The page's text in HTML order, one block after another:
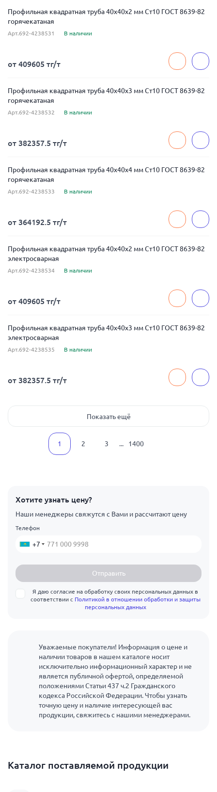
Профильная квадратная труба 40x40x2 мм Ст10 ГОСТ 8639-82
горячекатаная
Арт.692-4238531 В наличии
от 409605 тг/т
Профильная квадратная труба 40x40x3 мм Ст10 ГОСТ 8639-82
горячекатаная
Арт.692-4238532 В наличии
от 382357.5 тг/т
Профильная квадратная труба 40x40x4 мм Ст10 ГОСТ 8639-82
горячекатаная
Арт.692-4238533 В наличии
от 364192.5 тг/т
Профильная квадратная труба 40x40x2 мм Ст10 ГОСТ 8639-82
электросварная
Арт.692-4238534 В наличии
от 409605 тг/т
Профильная квадратная труба 40x40x3 мм Ст10 ГОСТ 8639-82
электросварная
Арт.692-4238535 В наличии
от 382357.5 тг/т
Показать ещё
1 2 3 ... 1400
Хотите узнать цену?
Наши менеджеры свяжутся с Вами и рассчитают цену
Телефон
+7
Отправить
Я даю согласие на обработку своих персональных данных в
соответствии с Политикой в отношении обработки и защиты
персональных данных
Уважаемые покупатели! Информация о цене и
наличии товаров в нашем каталоге носит
исключительно информационный характер и не
является публичной офертой, определяемой
положениями Статьи 437 ч.2 Гражданского
кодекса Российской Федерации. Чтобы узнать
точную цену и наличие интересующей вас
продукции, свяжитесь с нашими менеджерами.
Каталог поставляемой продукции